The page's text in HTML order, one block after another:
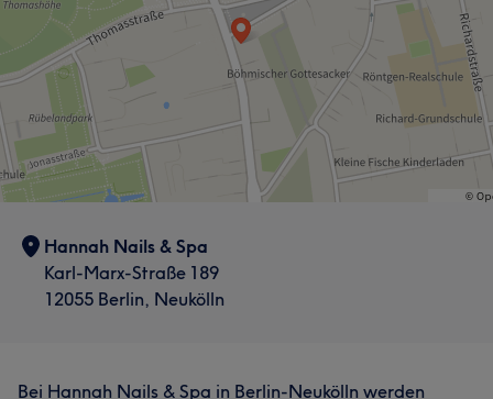
Hannah Nails & Spa
Karl-Marx-Straße 189
12055 Berlin, Neukölln
Bei Hannah Nails & Spa in Berlin-Neukölln werden